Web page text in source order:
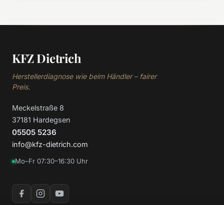
KFZ Dietrich
Herstellerdiagnose wie beim Händler – fairer
Preis.
Meckelstraße 8
37181 Hardegsen
05505 5236
info@kfz-dietrich.com
Mo–Fr 07:30–16:30 Uhr